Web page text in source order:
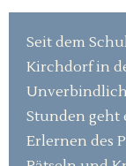
Seit dem
Kirchdorf in
Stunden geht
Erlernen des